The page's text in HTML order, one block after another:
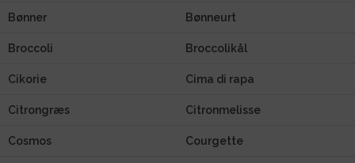
Bønner Bønneurt
Broccoli Broccolikål
Cikorie Cima di rapa
Citrongræs Citronmelisse
Cosmos Courgette